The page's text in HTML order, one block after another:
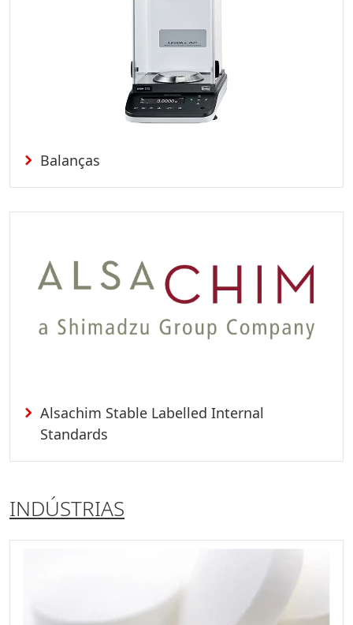
Balanças
Alsachim Stable Labelled Internal
Standards
INDÚSTRIAS